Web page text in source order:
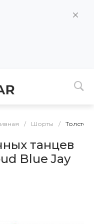
/ Шорты /
танцев
Blue Jay